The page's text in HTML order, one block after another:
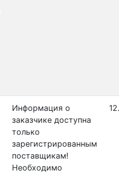
Информация о
заказчике доступна
только
зарегистрированным
поставщикам!
Необходимо